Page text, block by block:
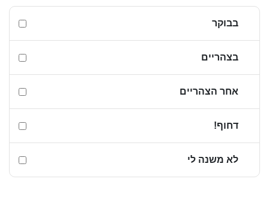
בבוקר
בצהריים
אחר הצהריים
דחוף!
לא משנה לי